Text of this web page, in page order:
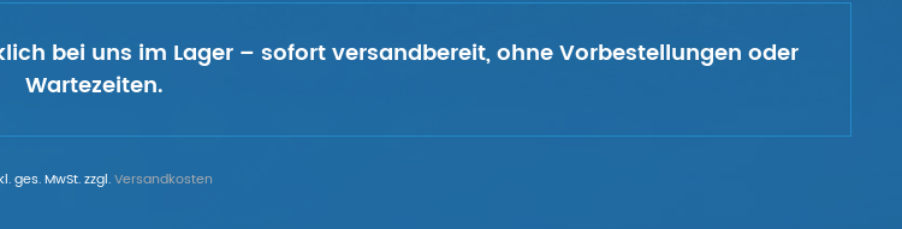
bei uns im Lager – sofort versandbereit, ohne Vorbestellungen oder
Wartezeiten.
ges. MwSt. zzgl.Versandkosten